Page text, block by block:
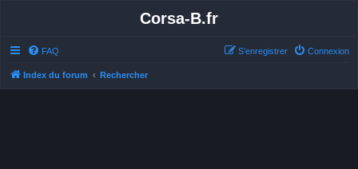
Corsa-B.fr
FAQ Connexion
S’enregistrer
Index du forum Rechercher